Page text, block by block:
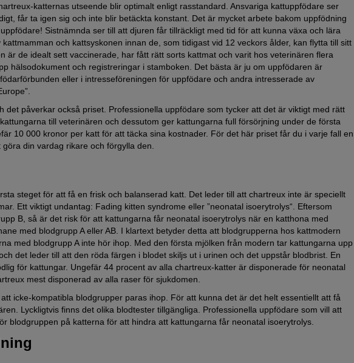
katternas utseende blir optimalt enligt rasstandard. Ansvariga kattuppfödare ser
får ta igen sig och inte blir betäckta konstant. Det är mycket arbete bakom uppfödning
Sistnämnda ser till att djuren får tillräckligt med tid för att kunna växa och lära
och kattsyskonen innan de, som tidigast vid 12 veckors ålder, kan flytta till sitt
är de idealt sett vaccinerade, har fått rätt sorts kattmat och varit hos veterinären flera
hälsodokument och registreringar i stamboken. Det bästa är ju om uppfödaren är
eller i intresseföreningen för uppfödare och andra intresserade av
det påverkar också priset. Professionella uppfödare som tycker att det är viktigt med rätt
till veterinären och dessutom ger kattungarna full försörjning under de första
10 000 kronor per katt för att täcka sina kostnader. För det här priset får du i varje fall en
din vardag rikare och förgylla den.
steget för att få en frisk och balanserad katt. Det leder till att chartreux inte är speciellt
Ett viktigt undantag: Fading kitten syndrome eller ”neonatal isoerytrolys“. Eftersom
B, så är det risk för att kattungarna får neonatal isoerytrolys när en katthona med
med blodgrupp A eller AB. I klartext betyder detta att blodgrupperna hos kattmodern
med blodgrupp A inte hör ihop. Med den första mjölken från modern tar kattungarna upp
det leder till att den röda färgen i blodet skiljs ut i urinen och det uppstår blodbrist. En
för kattungar. Ungefär 44 procent av alla chartreux-katter är disponerade för neonatal
mest disponerad av alla raser för sjukdomen.
icke-kompatibla blodgrupper paras ihop. För att kunna det är det helt essentiellt att få
Lyckligtvis finns det olika blodtester tillgängliga. Professionella uppfödare som vill att
blodgruppen på katterna för att hindra att kattungarna får neonatal isoerytrolys.